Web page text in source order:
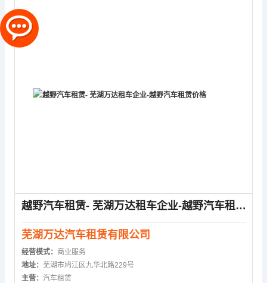
越野汽车租赁- 芜湖万达租车企业-越野汽车租赁价格
芜湖万达汽车租赁有限公司
经营模式： 商业服务
地址： 芜湖市鸠江区九华北路229号
主营： 汽车租赁